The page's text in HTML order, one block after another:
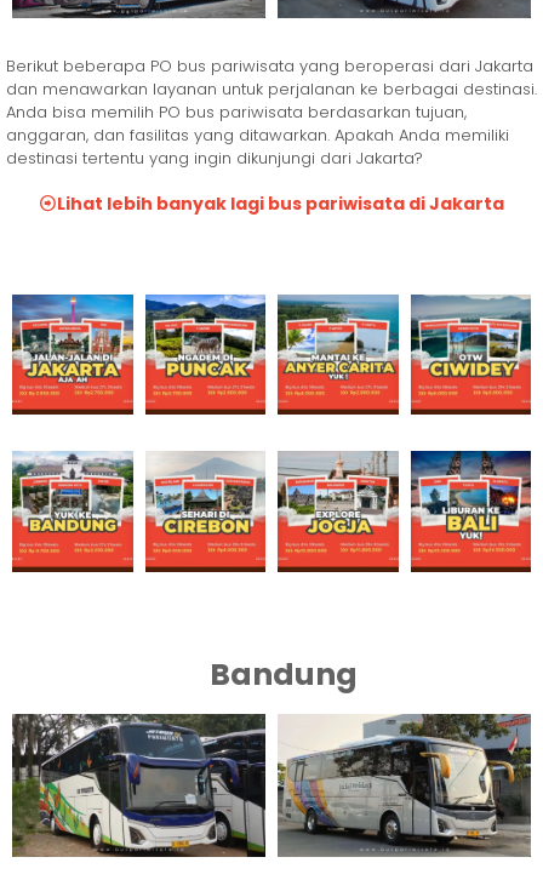
Berikut beberapa PO bus pariwisata yang beroperasi dari Jakarta
dan menawarkan layanan untuk perjalanan ke berbagai destinasi.
Anda bisa memilih PO bus pariwisata berdasarkan tujuan,
anggaran, dan fasilitas yang ditawarkan. Apakah Anda memiliki
destinasi tertentu yang ingin dikunjungi dari Jakarta?
Lihat lebih banyak lagi bus pariwisata di Jakarta
Bandung